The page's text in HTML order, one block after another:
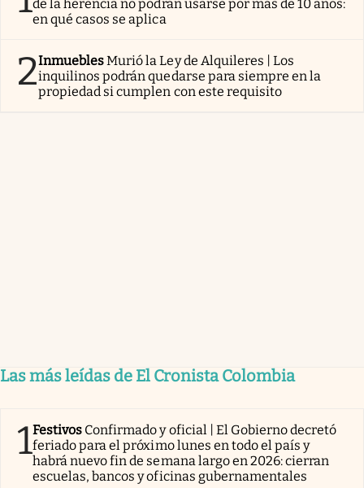
de la herencia no podrán usarse por más de 10 años:
en qué casos se aplica
2InmueblesMurió la Ley de Alquileres | Los
inquilinos podrán quedarse para siempre en la
propiedad si cumplen con este requisito
Las más leídas de El Cronista Colombia
1Festivos Confirmado y oficial | El Gobierno decretó
feriado para el próximo lunes en todo el país y
habrá nuevo fin de semana largo en 2026: cierran
escuelas, bancos y oficinas gubernamentales